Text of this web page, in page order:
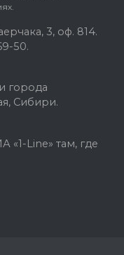
3, оф. 814.
50.
города
Сибири.
«1-Line» там, где